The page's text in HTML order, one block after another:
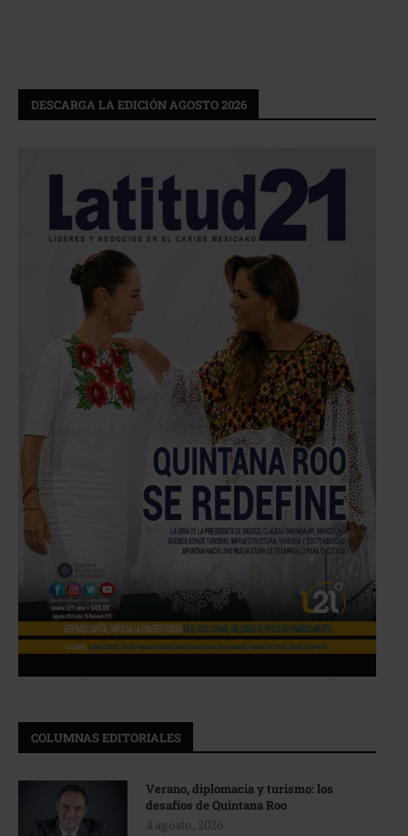
DESCARGA LA EDICIÓN AGOSTO 2026
COLUMNAS EDITORIALES
Verano, diplomacia y turismo: los
desafíos de Quintana Roo
4 agosto, 2026